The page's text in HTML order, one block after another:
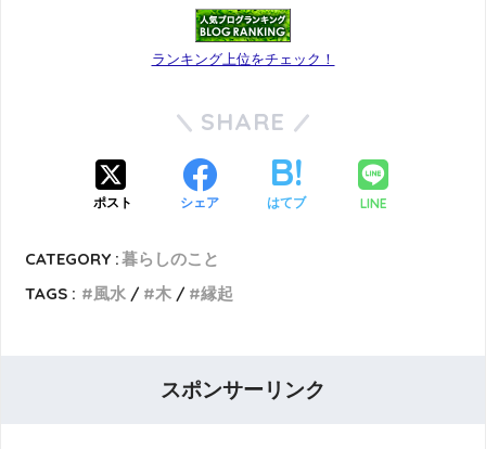
ランキング上位をチェック！
SHARE
ポスト シェア はてブ LINE
CATEGORY :暮らしのこと
TAGS :
風水 木 縁起
スポンサーリンク